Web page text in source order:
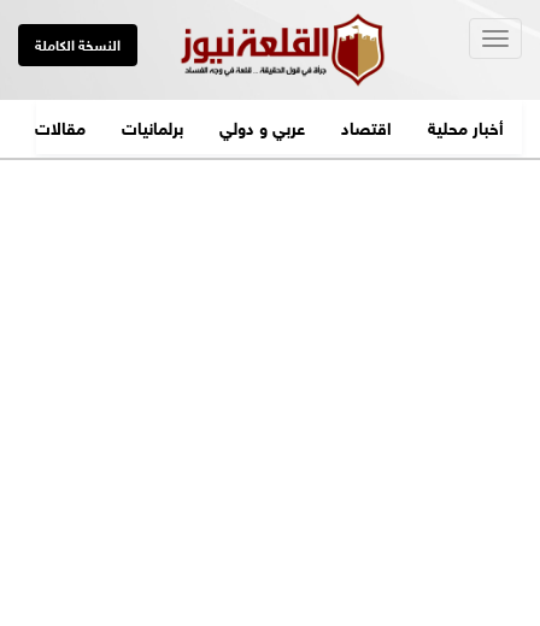
النسخة الكاملة
أخبار محلية اقتصاد عربي و دولي برلمانيات مقالات